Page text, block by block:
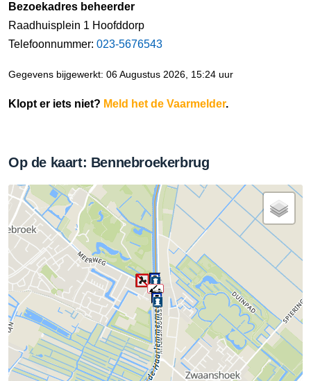
Bezoekadres beheerder
Raadhuisplein 1 Hoofddorp
Telefoonnummer: 023-5676543
Gegevens bijgewerkt: 06 Augustus 2026, 15:24 uur
Klopt er iets niet? Meld het de Vaarmelder.
Op de kaart: Bennebroekerbrug